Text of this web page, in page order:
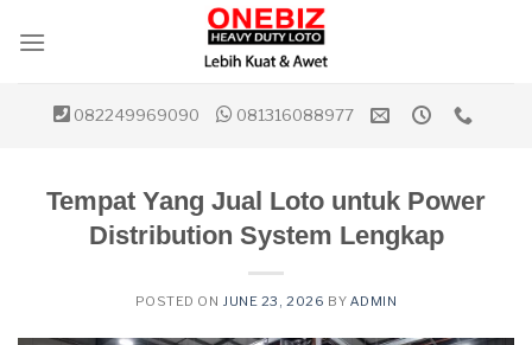
082249969090 081316088977
Tempat Yang Jual Loto untuk Power
Distribution System Lengkap
POSTED ON JUNE 23, 2026 BY ADMIN